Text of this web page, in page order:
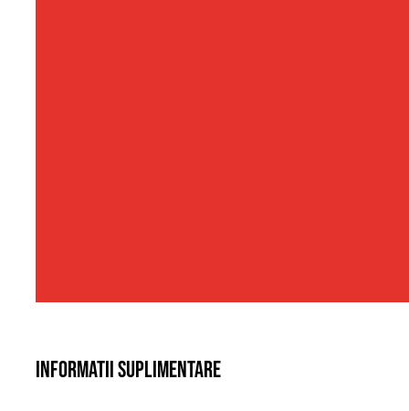
Informatii suplimentare